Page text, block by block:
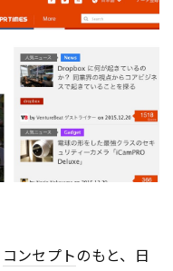
コンセプトのもと、日